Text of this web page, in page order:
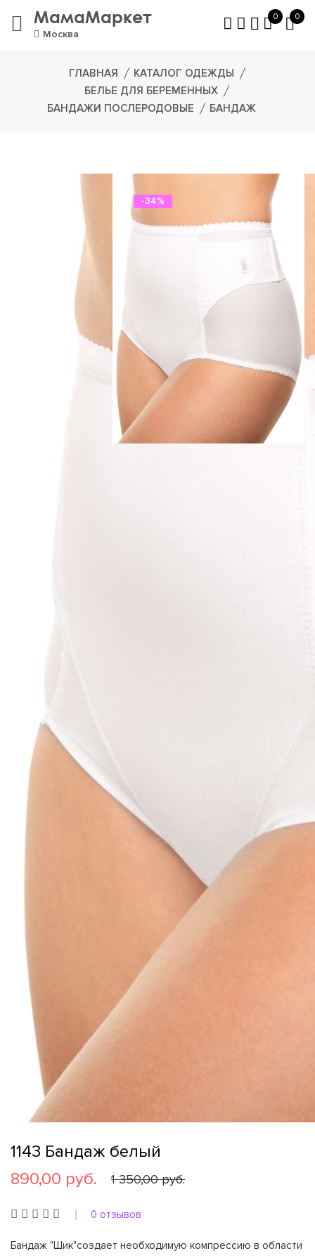
МамаМаркет
Москва
0 0
ГЛАВНАЯ
КАТАЛОГ ОДЕЖДЫ
БЕЛЬЕ ДЛЯ БЕРЕМЕННЫХ
БАНДАЖИ ПОСЛЕРОДОВЫЕ
БАНДАЖ
-34%
1143 Бандаж белый
890,00 руб.
1 350,00 руб.
0 отзывов
Бандаж "Шик"создает необходимую компрессию в области